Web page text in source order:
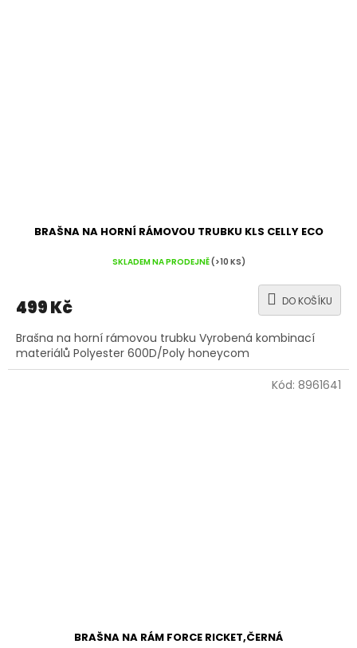
BRAŠNA NA HORNÍ RÁMOVOU TRUBKU KLS CELLY ECO
SKLADEM NA PRODEJNĚ(>10 KS)
499 Kč DO KOŠÍKU
Brašna na horní rámovou trubku Vyrobená kombinací
materiálů Polyester 600D/Poly honeycom
BRAŠNA NA RÁM FORCE RICKET,ČERNÁ
Kód: 8961641